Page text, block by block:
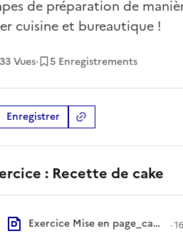
de préparation de
cuisine et bureautique !
Vues· 5 Enregistrements
Enregistrer Copier le lien
: Recette de cake
Exercice Mise en page_cake recette.pdf ·